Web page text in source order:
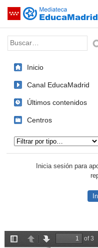
Saltar navegación
Palabra o frase:
Inicio
Canal EducaMadrid
Últimos contenidos
Centros
Inicia sesión para